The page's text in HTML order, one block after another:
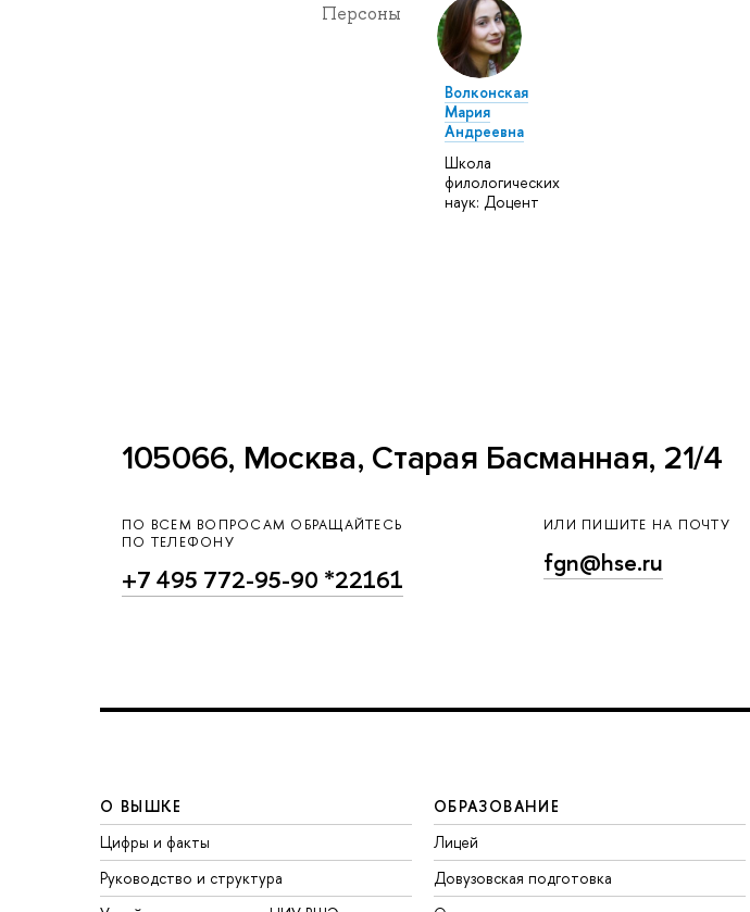
Персоны
Волконская
Мария
Андреевна
Школа
филологических
наук: Доцент
105066, Москва, Старая Басманная, 21/4
ПО ВСЕМ ВОПРОСАМ ОБРАЩАЙТЕСЬ
ПО ТЕЛЕФОНУ
+7 495 772-95-90 *22161
ИЛИ ПИШИТЕ НА ПОЧТУ
fgn@hse.ru
О ВЫШКЕ
Цифры и факты
Руководство и структура
ОБРАЗОВАНИЕ
Лицей
Довузовская подготовка